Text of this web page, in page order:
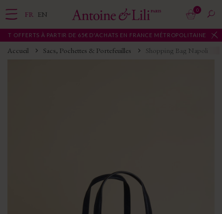
OFFERTS À PARTIR DE 65€ D'ACHATS EN FRANCE MÉTROPOLITAINE
FR EN 0
Accueil Sacs, Pochettes & Portefeuilles Shopping Bag Napoli